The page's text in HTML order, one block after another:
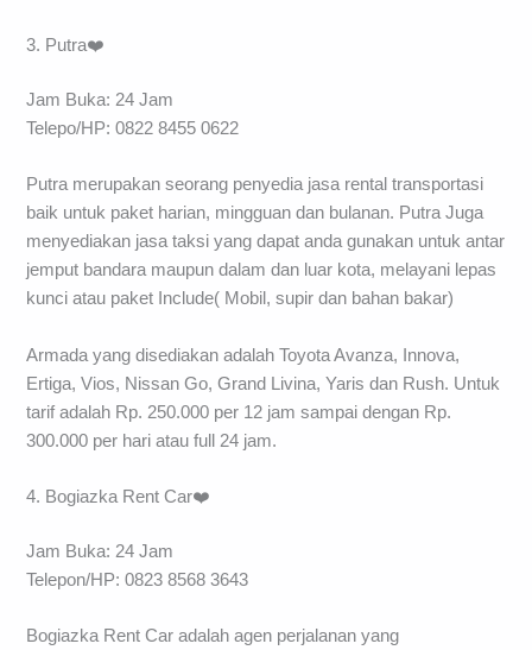
3. Putra❤️
Jam Buka: 24 Jam
Telepo/HP: 0822 8455 0622
Putra merupakan seorang penyedia jasa rental transportasi
baik untuk paket harian, mingguan dan bulanan. Putra Juga
menyediakan jasa taksi yang dapat anda gunakan untuk antar
jemput bandara maupun dalam dan luar kota, melayani lepas
kunci atau paket Include( Mobil, supir dan bahan bakar)
Armada yang disediakan adalah Toyota Avanza, Innova,
Ertiga, Vios, Nissan Go, Grand Livina, Yaris dan Rush. Untuk
tarif adalah Rp. 250.000 per 12 jam sampai dengan Rp.
300.000 per hari atau full 24 jam.
4. Bogiazka Rent Car❤️
Jam Buka: 24 Jam
Telepon/HP: 0823 8568 3643
Bogiazka Rent Car adalah agen perjalanan yang